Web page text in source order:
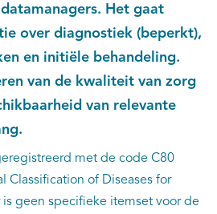
Het gaat
over diagnostiek (beperkt),
en initiële behandeling.
van de kwaliteit van zorg
van relevante
met de code C80
Classification of Diseases for
is geen specifieke itemset voor de